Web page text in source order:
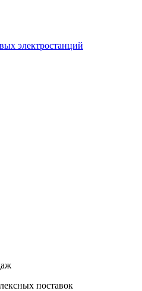
электростанций
поставок